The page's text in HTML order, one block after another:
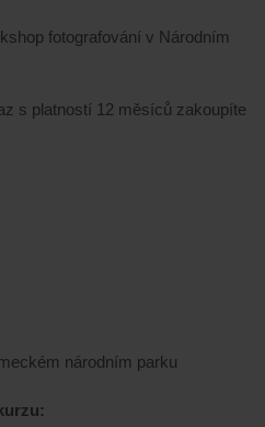
fotografování v Národním
s platností 12 měsíců zakoupíte
národním parku